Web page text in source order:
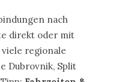
nach
direkt oder mit
regionale
Dubrovnik, Split